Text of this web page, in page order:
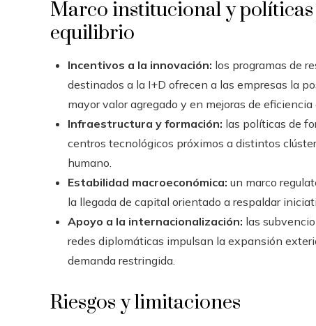
Marco institucional y
equilibrio
Incentivos a la innovación: los programas de
destinados a la I+D ofrecen a las empresas la
mayor valor agregado y en mejoras de eficiencia
Infraestructura y formación: las políticas de
centros tecnológicos próximos a distintos
humano.
Estabilidad macroeconómica: un marco
la llegada de capital orientado a respaldar
Apoyo a la internacionalización: las
redes diplomáticas impulsan la expansión
demanda restringida.
Riesgos y limitaciones